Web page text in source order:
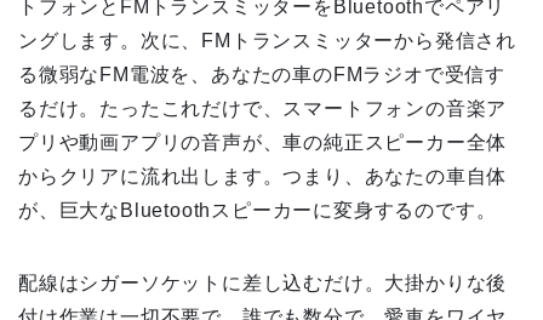
トフォンとFMトランスミッターをBluetoothでペアリ
ングします。次に、FMトランスミッターから発信され
る微弱なFM電波を、あなたの車のFMラジオで受信す
るだけ。たったこれだけで、スマートフォンの音楽ア
プリや動画アプリの音声が、車の純正スピーカー全体
からクリアに流れ出します。つまり、あなたの車自体
が、巨大なBluetoothスピーカーに変身するのです。
配線はシガーソケットに差し込むだけ。大掛かりな後